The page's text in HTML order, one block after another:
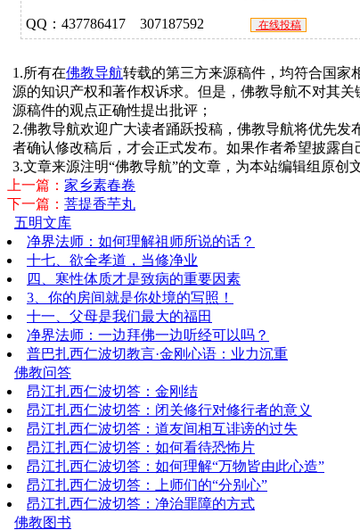
QQ：437786417 307187592 在线投稿
1.所有在佛教导航转载的第三方来源稿件，均符合国家
源的知识产权和著作权诉求。但是，佛教导航不对其
源稿件的观点正确性提出批评；
2.佛教导航欢迎广大读者踊跃投稿，佛教导航将优先
者确认修改稿后，才会正式发布。如果作者希望披露
3.文章来源注明“佛教导航”的文章，为本站编辑组原创
上一篇： 家乡素春卷
下一篇： 菩提香芋丸
五明文库
净界法师：如何理解祖师所说的话？
十七、欲全孝道，当修净业
四、寒性体质才是致病的重要因素
3、你的房间就是你处境的写照！
十一、父母是我们最大的福田
净界法师：一边拜佛一边听经可以吗？
普巴扎西仁波切教言·金刚心语：业力沉重
佛教问答
昂江扎西仁波切答：金刚结
昂江扎西仁波切答：闭关修行对修行者的意义
昂江扎西仁波切答：道友间相互诽谤的过失
昂江扎西仁波切答：如何看待恐怖片
昂江扎西仁波切答：如何理解“万物皆由此心造”
昂江扎西仁波切答：上师们的“分别心”
昂江扎西仁波切答：净治罪障的方式
佛教图书